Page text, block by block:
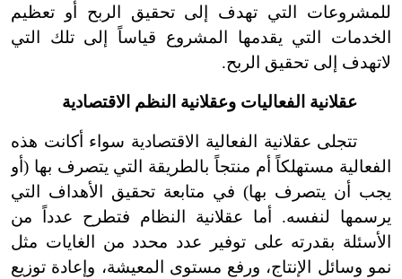
للمشروعات التي تهدف إلى تحقيق الربح أو تعظيم
الخدمات التي يقدمها المشروع قياساً إلى تلك التي
لاتهدف إلى تحقيق الربح.
عقلانية الفعاليات وعقلانية النظم الاقتصادية
تتجلى عقلانية الفعالية الاقتصادية سواء أكانت هذه
الفعالية مستهلكاً أم منتجاً بالطريقة التي يتصرف بها (أو
يجب أن يتصرف بها) في متابعة تحقيق الأهداف التي
يرسمها لنفسه. أما عقلانية النظام فتطرح عدداً من
الأسئلة بقدرته على توفير عدد محدد من الغايات مثل
نمو وسائل الإنتاج، ورفع مستوى المعيشة، وإعادة توزيع